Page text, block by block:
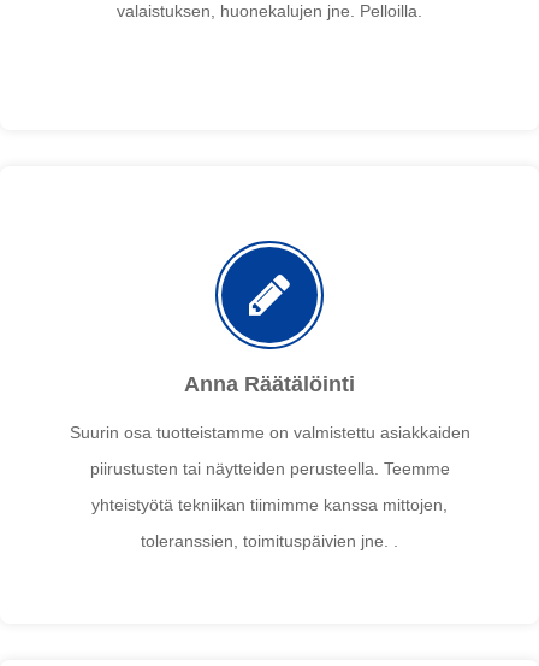
valaistuksen, huonekalujen jne. Pelloilla.
Anna Räätälöinti
Suurin osa tuotteistamme on valmistettu asiakkaiden
piirustusten tai näytteiden perusteella. Teemme
yhteistyötä tekniikan tiimimme kanssa mittojen,
toleranssien, toimituspäivien jne. .